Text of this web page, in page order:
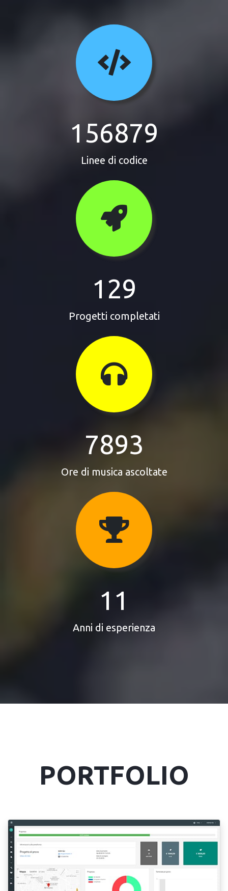
156879
Linee di codice
129
Progetti completati
7893
Ore di musica ascoltate
11
Anni di esperienza
PORTFOLIO